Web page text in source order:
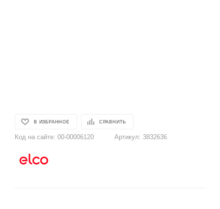
В ИЗБРАННОЕ СРАВНИТЬ
Код на сайте: 00-00006120 Артикул: 3832636